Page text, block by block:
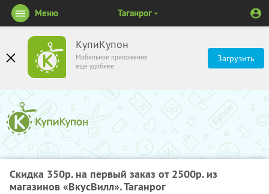
КупиКупон
Мобильное приложение
ещё удобнее
Загрузить
Меню Таганрог
Скидка 350р. на первый заказ от 2500р. из
магазинов «ВкусВилл». Таганрог